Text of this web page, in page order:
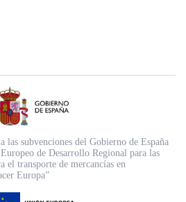
las subvenciones del Gobierno de España
de Desarrollo Regional para las
el transporte de mercancías en
Europa”